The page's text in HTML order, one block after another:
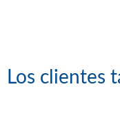
Los clientes